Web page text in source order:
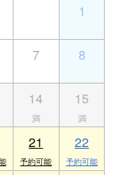
1
7 8
14 15
21 22